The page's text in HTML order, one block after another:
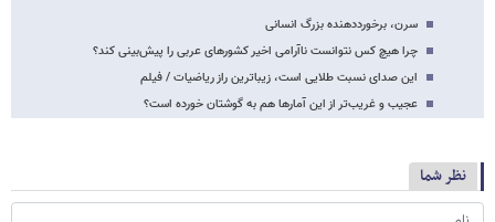
سرن، برخورددهنده بزرگ انسانی
چرا هیچ کس نتوانست ناآرامی اخیر کشورهای عربی را پیش‌بینی کند؟
این صدای نسبت طلایی است، زیباترین راز ریاضیات / فیلم
عجیب و غریب‌تر از این آمارها هم به گوشتان خورده است؟
نظر شما